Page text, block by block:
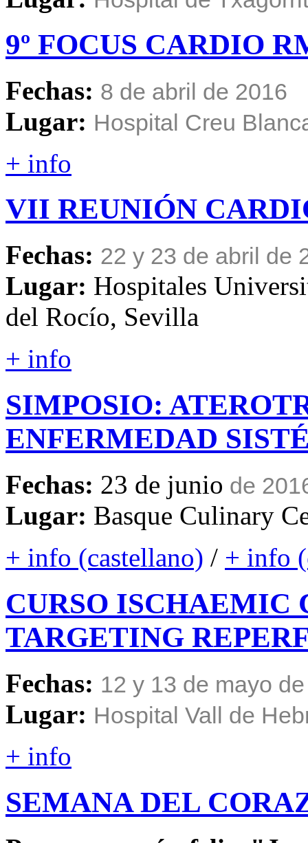
9º FOCUS CARDIO
Fechas: 8 de abril de 2016
Lugar: Hospital Creu
+ info
VII REUNIÓN
Fechas: 22 y 23 de abril de
Lugar: Hospitales
del Rocío, Sevilla
+ info
SIMPOSIO:
ENFERMEDAD
Fechas: 23 de junio de
Lugar: Basque Culinary
+ info (castellano) / + info
CURSO ISCHAEMIC
TARGETING
Fechas: 12 y 13 de mayo
Lugar: Hospital Vall de
+ info
SEMANA DEL